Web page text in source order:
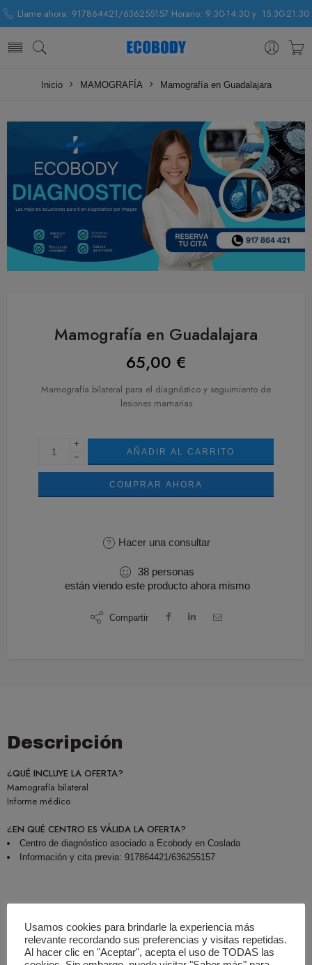
Llame ahora: 917864421/636255157 Horario: 9:30-14:30 y 15:30-21:30
Inicio MAMOGRAFÍA Mamografía en Guadalajara
Mamografía en Guadalajara
65,00 €
Mamografía bilateral para el diagnóstico y seguimiento de
lesiones mamarias
+
−
AÑADIR AL CARRITO
COMPRAR AHORA
Hacer una consultar
38 personas
están viendo este producto ahora mismo
Compartir
Descripción
¿QUÉ INCLUYE LA OFERTA?
Mamografía bilateral
Informe médico
¿EN QUÉ CENTRO ES VÁLIDA LA OFERTA?
Centro de diagnóstico asociado a Ecobody en Coslada
Información y cita previa: 917864421/636255157
Valoraciones (0)
Usamos cookies para brindarle la experiencia más
relevante recordando sus preferencias y visitas repetidas.
Al hacer clic en "Aceptar", acepta el uso de TODAS las